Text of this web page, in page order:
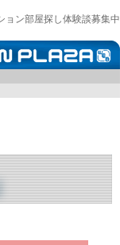
ン部屋探し体験談募集中